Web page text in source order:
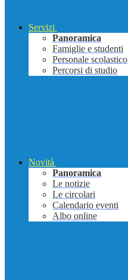
Servizi
Panoramica
Famiglie e studenti
Personale scolastico
Percorsi di studio
Novità
Panoramica
Le notizie
Le circolari
Calendario eventi
Albo online